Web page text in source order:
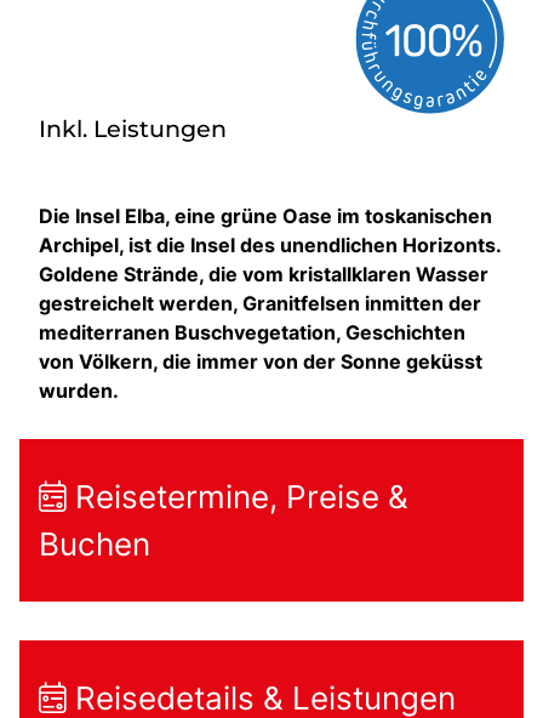
Inkl. Leistungen
Die Insel Elba, eine grüne Oase im toskanischen
Archipel, ist die Insel des unendlichen Horizonts.
Goldene Strände, die vom kristallklaren Wasser
gestreichelt werden, Granitfelsen inmitten der
mediterranen Buschvegetation, Geschichten
von Völkern, die immer von der Sonne geküsst
wurden.
Reisetermine, Preise &
Buchen
Reisedetails & Leistungen